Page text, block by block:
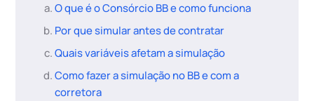
O que é o Consórcio BB e como funciona
Por que simular antes de contratar
Quais variáveis afetam a simulação
Como fazer a simulação no BB e com a
corretora